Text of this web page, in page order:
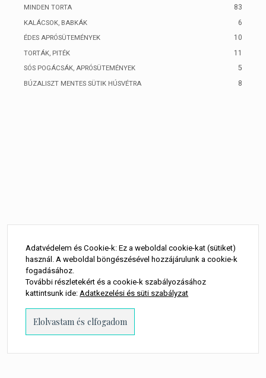
MINDEN TORTA 83
KALÁCSOK, BABKÁK 6
ÉDES APRÓSÜTEMÉNYEK 10
TORTÁK, PITÉK 11
SÓS POGÁCSÁK, APRÓSÜTEMÉNYEK 5
BÚZALISZT MENTES SÜTIK HÚSVÉTRA 8
Adatvédelem és Cookie-k: Ez a weboldal cookie-kat (sütiket)
használ. A weboldal böngészésével hozzájárulunk a cookie-k
fogadásához.
További részletekért és a cookie-k szabályozásához
kattintsunk ide:Adatkezelési és süti szabályzat